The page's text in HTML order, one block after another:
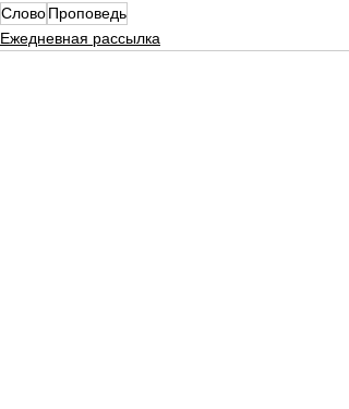
СловоПроповедь
Ежедневная рассылка